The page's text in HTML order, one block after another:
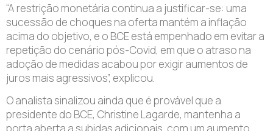
“A restrição monetária continua a justificar-se: uma
sucessão de choques na oferta mantém a inflação
acima do objetivo, e o BCE está empenhado em evitar a
repetição do cenário pós-Covid, em que o atraso na
adoção de medidas acabou por exigir aumentos de
juros mais agressivos”, explicou.
O analista sinalizou ainda que é provável que a
presidente do BCE, Christine Lagarde, mantenha a